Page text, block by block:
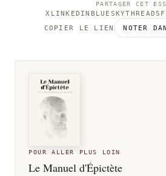
PARTAGER CET
X LINKEDIN BLUESKYTHREADS
COPIER LE LIEN
NOTER
POUR ALLER PLUS LOIN
Le Manuel d'Épictète